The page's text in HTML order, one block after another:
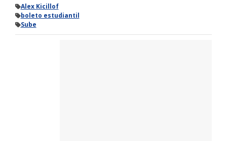
Alex Kicillof
boleto estudiantil
Sube